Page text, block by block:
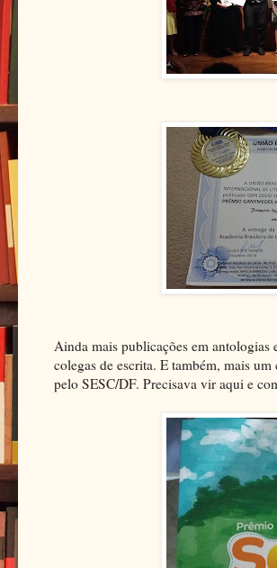
Ainda mais publicações em antologias
colegas de escrita. E também, mais
pelo SESC/DF. Precisava vir aqui e